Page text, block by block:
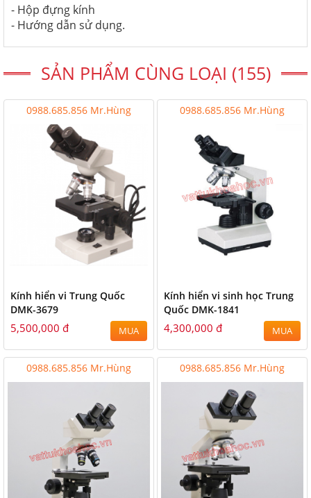
- Hộp đựng kính
- Hướng dẫn sử dụng.
SẢN PHẨM CÙNG LOẠI (155)
0988.685.856 Mr.Hùng
Kính hiển vi Trung Quốc
DMK-3679
5,500,000 đ MUA
0988.685.856 Mr.Hùng
Kính hiển vi sinh học Trung
Quốc DMK-1841
4,300,000 đ MUA
0988.685.856 Mr.Hùng 0988.685.856 Mr.Hùng